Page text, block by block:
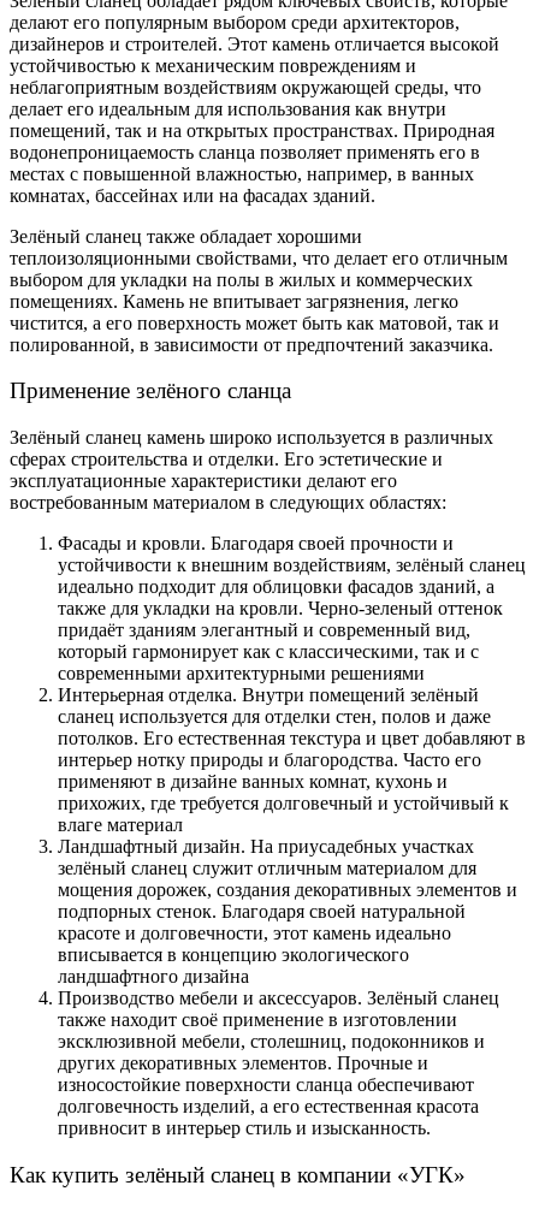
делают его популярным выбором среди архитекторов,
дизайнеров и строителей. Этот камень отличается высокой
устойчивостью к механическим повреждениям и
неблагоприятным воздействиям окружающей среды, что
делает его идеальным для использования как внутри
помещений, так и на открытых пространствах. Природная
водонепроницаемость сланца позволяет применять его в
местах с повышенной влажностью, например, в ванных
комнатах, бассейнах или на фасадах зданий.
Зелёный сланец также обладает хорошими
теплоизоляционными свойствами, что делает его отличным
выбором для укладки на полы в жилых и коммерческих
помещениях. Камень не впитывает загрязнения, легко
чистится, а его поверхность может быть как матовой, так и
полированной, в зависимости от предпочтений заказчика.
Применение зелёного сланца
Зелёный сланец камень широко используется в различных
сферах строительства и отделки. Его эстетические и
эксплуатационные характеристики делают его
востребованным материалом в следующих областях:
Фасады и кровли. Благодаря своей прочности и
устойчивости к внешним воздействиям, зелёный сланец
идеально подходит для облицовки фасадов зданий, а
также для укладки на кровли. Черно-зеленый оттенок
придаёт зданиям элегантный и современный вид,
который гармонирует как с классическими, так и с
современными архитектурными решениями
Интерьерная отделка. Внутри помещений зелёный
сланец используется для отделки стен, полов и даже
потолков. Его естественная текстура и цвет добавляют в
интерьер нотку природы и благородства. Часто его
применяют в дизайне ванных комнат, кухонь и
прихожих, где требуется долговечный и устойчивый к
влаге материал
Ландшафтный дизайн. На приусадебных участках
зелёный сланец служит отличным материалом для
мощения дорожек, создания декоративных элементов и
подпорных стенок. Благодаря своей натуральной
красоте и долговечности, этот камень идеально
вписывается в концепцию экологического
ландшафтного дизайна
Производство мебели и аксессуаров. Зелёный сланец
также находит своё применение в изготовлении
эксклюзивной мебели, столешниц, подоконников и
других декоративных элементов. Прочные и
износостойкие поверхности сланца обеспечивают
долговечность изделий, а его естественная красота
привносит в интерьер стиль и изысканность.
Как купить зелёный сланец в компании «УГК»